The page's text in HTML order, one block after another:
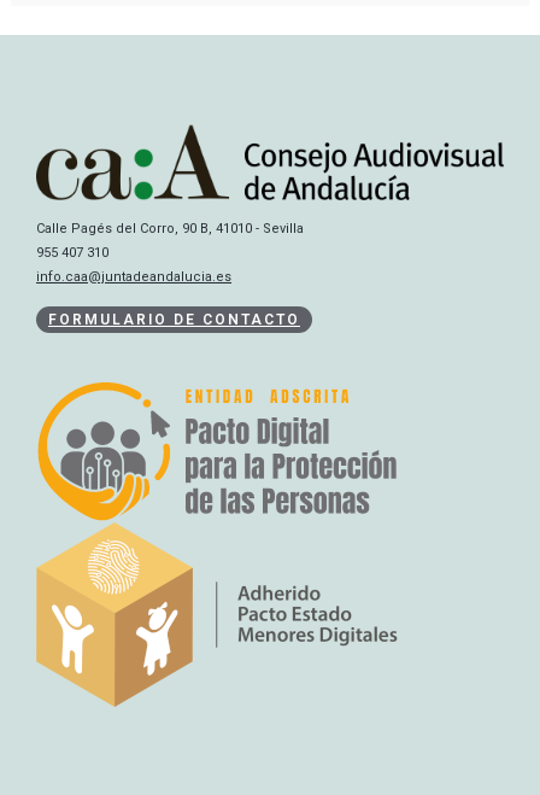
Calle Pagés del Corro, 90 B, 41010 - Sevilla
955 407 310
info.caa@juntadeandalucia.es
FORMULARIO DE CONTACTO